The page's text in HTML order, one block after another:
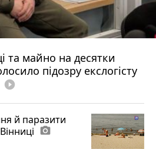
та майно на десятки
підозру екслогісту
play_circle_filled
й паразити
photo_camera